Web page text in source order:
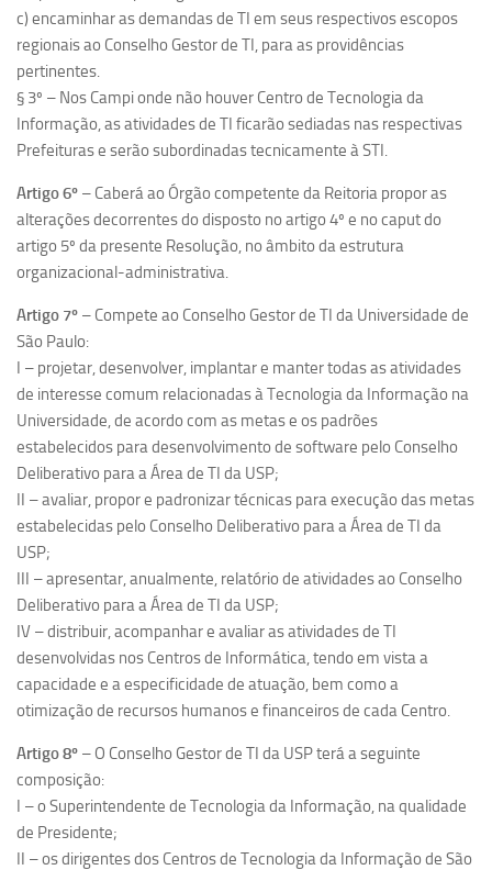
c) encaminhar as demandas de TI em seus respectivos escopos
regionais ao Conselho Gestor de TI, para as providências
pertinentes.
§ 3º – Nos Campi onde não houver Centro de Tecnologia da
Informação, as atividades de TI ficarão sediadas nas respectivas
Prefeituras e serão subordinadas tecnicamente à STI.
Artigo 6º – Caberá ao Órgão competente da Reitoria propor as
alterações decorrentes do disposto no artigo 4º e no caput do
artigo 5º da presente Resolução, no âmbito da estrutura
organizacional-administrativa.
Artigo 7º – Compete ao Conselho Gestor de TI da Universidade de
São Paulo:
I – projetar, desenvolver, implantar e manter todas as atividades
de interesse comum relacionadas à Tecnologia da Informação na
Universidade, de acordo com as metas e os padrões
estabelecidos para desenvolvimento de software pelo Conselho
Deliberativo para a Área de TI da USP;
II – avaliar, propor e padronizar técnicas para execução das metas
estabelecidas pelo Conselho Deliberativo para a Área de TI da
USP;
III – apresentar, anualmente, relatório de atividades ao Conselho
Deliberativo para a Área de TI da USP;
IV – distribuir, acompanhar e avaliar as atividades de TI
desenvolvidas nos Centros de Informática, tendo em vista a
capacidade e a especificidade de atuação, bem como a
otimização de recursos humanos e financeiros de cada Centro.
Artigo 8º – O Conselho Gestor de TI da USP terá a seguinte
composição:
I – o Superintendente de Tecnologia da Informação, na qualidade
de Presidente;
II – os dirigentes dos Centros de Tecnologia da Informação de São